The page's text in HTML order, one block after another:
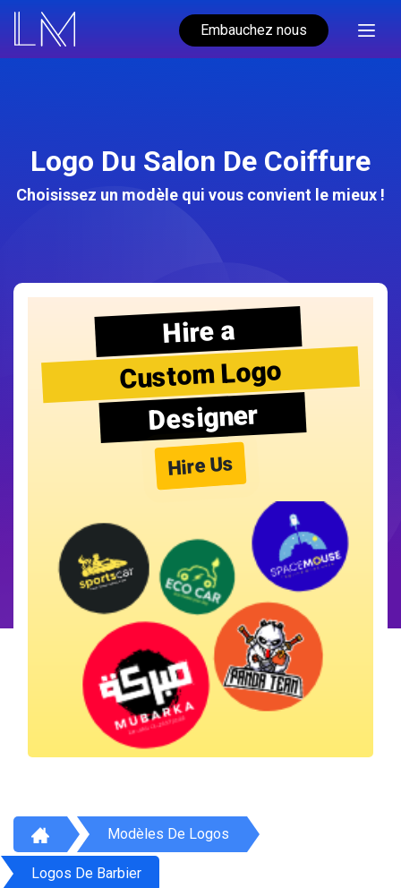
Embauchez nous
Logo Du Salon De Coiffure
Choisissez un modèle qui vous convient le mieux !
Hire a
Custom Logo
Designer
Hire Us
Modèles De Logos
Logos De Barbier